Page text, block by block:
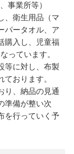
事業所等）
、衛生用品（マ
パータオル、ア
購入し、児童福
っています。
等に対し、布製
おります。
り、納品の見通
準備が整い次
を行っていく予